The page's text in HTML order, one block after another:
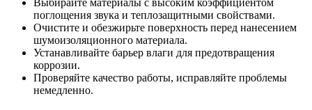
Выбирайте материалы с высоким коэффициентом
поглощения звука и теплозащитными свойствами.
Очистите и обезжирьте поверхность перед нанесением
шумоизоляционного материала.
Устанавливайте барьер влаги для предотвращения
коррозии.
Проверяйте качество работы, исправляйте проблемы
немедленно.